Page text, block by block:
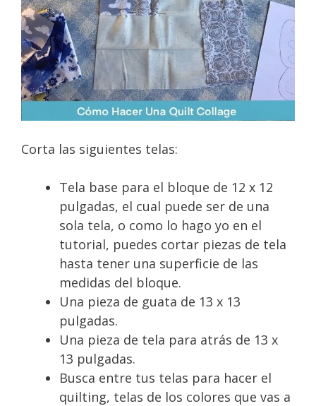
Corta las siguientes telas:
Tela base para el bloque de 12 x 12
pulgadas, el cual puede ser de una
sola tela, o como lo hago yo en el
tutorial, puedes cortar piezas de tela
hasta tener una superficie de las
medidas del bloque.
Una pieza de guata de 13 x 13
pulgadas.
Una pieza de tela para atrás de 13 x
13 pulgadas.
Busca entre tus telas para hacer el
quilting, telas de los colores que vas a